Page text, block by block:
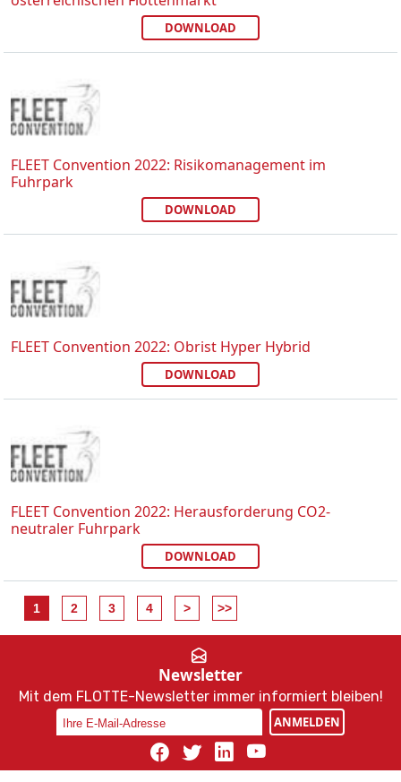
DOWNLOAD
FLEET Convention 2022: Risikomanagement im
Fuhrpark
DOWNLOAD
FLEET Convention 2022: Obrist Hyper Hybrid
DOWNLOAD
FLEET Convention 2022: Herausforderung CO2-
neutraler Fuhrpark
DOWNLOAD
1 2 3 4 > >>
Newsletter
Mit dem FLOTTE-Newsletter immer informiert bleiben!
ANMELDEN